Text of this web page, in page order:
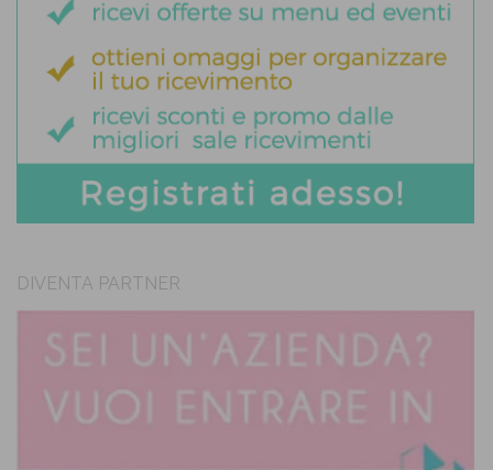
DIVENTA PARTNER